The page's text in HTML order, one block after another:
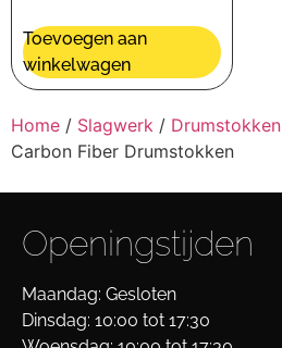
Toevoegen aan
winkelwagen
Home / Slagwerk / Drumstokken
Carbon Fiber Drumstokken
Openingstijden
Maandag: Gesloten
Dinsdag: 10:00 tot 17:30